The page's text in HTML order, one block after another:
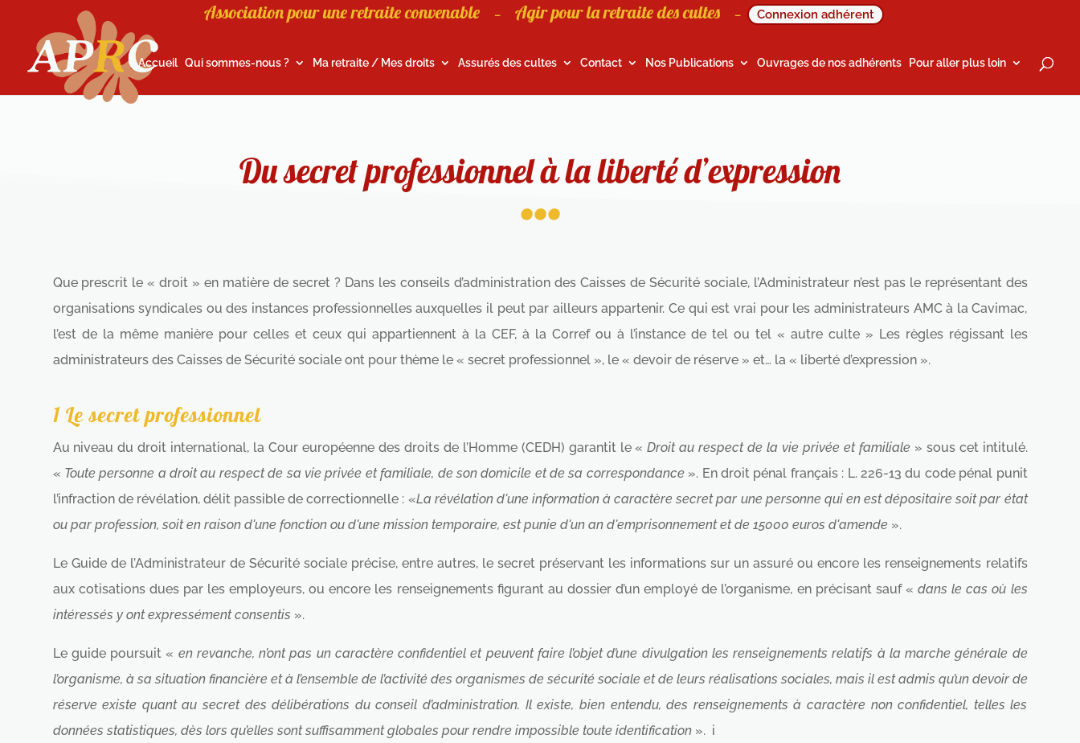
Association pour une retraite convenable – Agir pour la retraite des cultes – Connexion adhérent
Accueil Qui sommes-nous ? Ma retraite / Mes droits Assurés des cultes Contact Nos Publications Ouvrages de nos adhérents Pour aller plus loin
Du secret professionnel à la liberté d’expression
...
Que prescrit le « droit » en matière de secret ? Dans les conseils d’administration des Caisses de Sécurité sociale, l’Administrateur n’est pas le représentant des
organisations syndicales ou des instances professionnelles auxquelles il peut par ailleurs appartenir. Ce qui est vrai pour les administrateurs AMC à la Cavimac,
l’est de la même manière pour celles et ceux qui appartiennent à la CEF, à la Corref ou à l’instance de tel ou tel « autre culte » Les règles régissant les
administrateurs des Caisses de Sécurité sociale ont pour thème le « secret professionnel », le « devoir de réserve » et… la « liberté d’expression ».
1 Le secret professionnel
Au niveau du droit international, la Cour européenne des droits de l’Homme (CEDH) garantit le «Droit au respect de la vie privée et familiale» sous cet intitulé.
« Toute personne a droit au respect de sa vie privée et familiale, de son domicile et de sa correspondance». En droit pénal français : L. 226-13 du code pénal punit
l’infraction de révélation, délit passible de correctionnelle : «La révélation d'une information à caractère secret par une personne qui en est dépositaire soit par état
ou par profession, soit en raison d'une fonction ou d'une mission temporaire, est punie d'un an d'emprisonnement et de 15000 euros d'amende».
Le Guide de l’Administrateur de Sécurité sociale précise, entre autres, le secret préservant les informations sur un assuré ou encore les renseignements relatifs
aux cotisations dues par les employeurs, ou encore les renseignements figurant au dossier d’un employé de l’organisme, en précisant sauf « dans le cas où les
intéressés y ont expressément consentis ».
Le guide poursuit « en revanche, n’ont pas un caractère confidentiel et peuvent faire l’objet d’une divulgation les renseignements relatifs à la marche générale de
l’organisme, à sa situation financière et à l’ensemble de l’activité des organismes de sécurité sociale et de leurs réalisations sociales, mais il est admis qu’un devoir de
réserve existe quant au secret des délibérations du conseil d’administration. Il existe, bien entendu, des renseignements à caractère non confidentiel, telles les
données statistiques, dès lors qu’elles sont suffisamment globales pour rendre impossible toute identification». i